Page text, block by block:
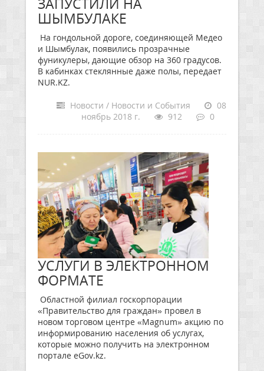
ШЫМБУЛАКЕ
На гондольной дороге, соединяющей Медео
и Шымбулак, появились прозрачные
фуникулеры, дающие обзор на 360 градусов.
В кабинках стеклянные даже полы, передает
NUR.KZ.
Новости / Новости и События
08
ноябрь 2018 г.
912 0
УСЛУГИ В ЭЛЕКТРОННОМ
ФОРМАТЕ
Областной филиал госкорпорации
«Правительство для граждан» провел в
новом торговом центре «Magnum» акцию по
информированию населения об услугах,
которые можно получить на электронном
портале eGov.kz.